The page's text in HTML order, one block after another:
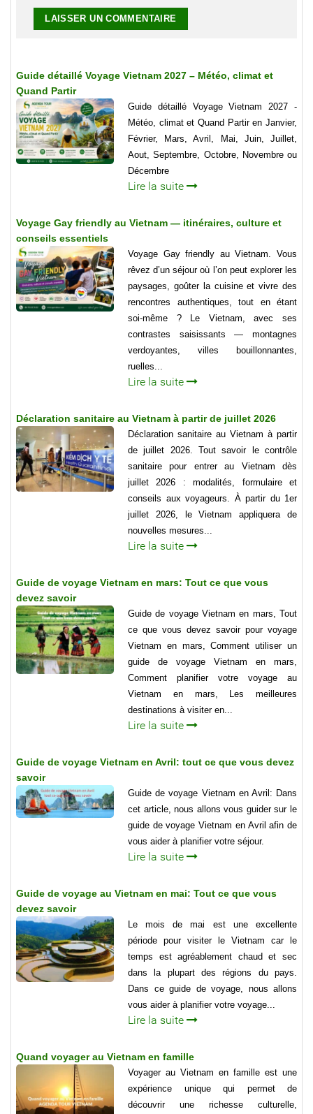
Guide détaillé Voyage Vietnam 2027 – Météo, climat et
Quand Partir
Guide détaillé Voyage Vietnam 2027 -
Météo, climat et Quand Partir en Janvier,
Février, Mars, Avril, Mai, Juin, Juillet,
Aout, Septembre, Octobre, Novembre ou
Décembre
Lire la suite
Voyage Gay friendly au Vietnam — itinéraires, culture et
conseils essentiels
Voyage Gay friendly au Vietnam. Vous
rêvez d’un séjour où l’on peut explorer les
paysages, goûter la cuisine et vivre des
rencontres authentiques, tout en étant
soi-même ? Le Vietnam, avec ses
contrastes saisissants — montagnes
verdoyantes, villes bouillonnantes,
ruelles...
Lire la suite
Déclaration sanitaire au Vietnam à partir de juillet 2026
Déclaration sanitaire au Vietnam à partir
de juillet 2026. Tout savoir le contrôle
sanitaire pour entrer au Vietnam dès
juillet 2026 : modalités, formulaire et
conseils aux voyageurs. À partir du 1er
juillet 2026, le Vietnam appliquera de
nouvelles mesures...
Lire la suite
Guide de voyage Vietnam en mars: Tout ce que vous
devez savoir
Guide de voyage Vietnam en mars, Tout
ce que vous devez savoir pour voyage
Vietnam en mars, Comment utiliser un
guide de voyage Vietnam en mars,
Comment planifier votre voyage au
Vietnam en mars, Les meilleures
destinations à visiter en...
Lire la suite
Guide de voyage Vietnam en Avril: tout ce que vous devez
savoir
Guide de voyage Vietnam en Avril: Dans
cet article, nous allons vous guider sur le
guide de voyage Vietnam en Avril afin de
vous aider à planifier votre séjour.
Lire la suite
Guide de voyage au Vietnam en mai: Tout ce que vous
devez savoir
Le mois de mai est une excellente
période pour visiter le Vietnam car le
temps est agréablement chaud et sec
dans la plupart des régions du pays.
Dans ce guide de voyage, nous allons
vous aider à planifier votre voyage...
Lire la suite
Quand voyager au Vietnam en famille
Voyager au Vietnam en famille est une
expérience unique qui permet de
découvrir une richesse culturelle,